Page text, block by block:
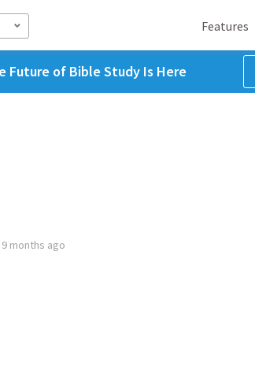
Features
Future of Bible Study Is Here
9 months ago